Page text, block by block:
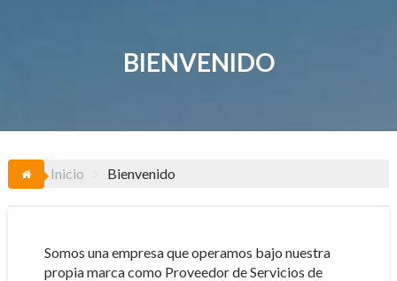
BIENVENIDO
Inicio Bienvenido
Somos una empresa que operamos bajo nuestra
propia marca como Proveedor de Servicios de